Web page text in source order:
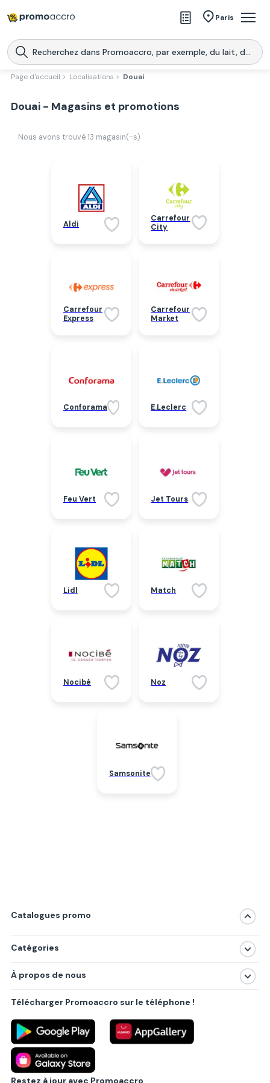
Paris
Magasins
Produits
Promoaccro
Page d'accueil > Localisations > Douai
Douai - Magasins et promotions
Nous avons trouvé 13 magasin(-s)
Aldi
Carrefour
City
Carrefour
Express
Carrefour
Market
Conforama E.Leclerc
Feu Vert Jet Tours
Lidl Match
Nocibé Noz
Samsonite
Catalogues promo
Catégories
Produits
Villes principales
À propos de nous
Politique de confidentialité
Règlements
Partenariat B2B
Blog
Contact
Télécharger Promoaccro sur le téléphone !
Restez à jour avec Promoaccro